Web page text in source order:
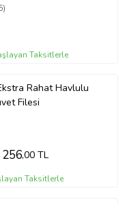
edip , ters tarafından
Taksitlerle
Rahat Havlulu
Filesi
256,00 TL
Taksitlerle